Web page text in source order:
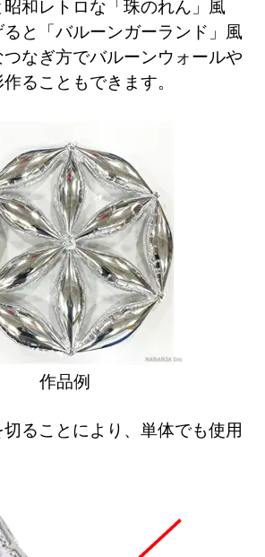
和レトロな「珠のれん」風
と「バルーンガーランド」風
なぎ方でバルーンウォールや
ることもできます。
作品例
ることにより、単体でも使用